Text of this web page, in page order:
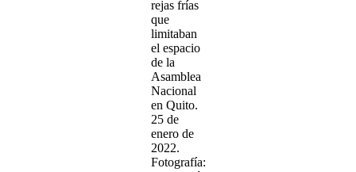
rejas frías
que
limitaban
el espacio
de la
Asamblea
Nacional
en Quito.
25 de
enero de
2022.
Fotografía: